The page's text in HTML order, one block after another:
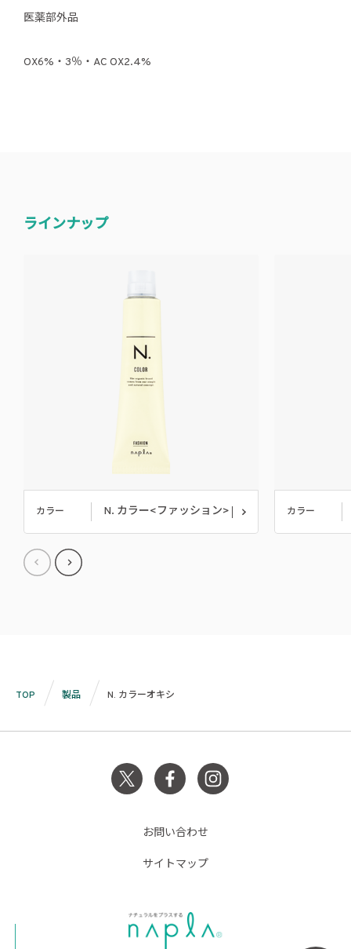
医薬部外品
OX6%・3％・AC OX2.4%
ラインナップ
カラー N. カラー<ファッション> カラー
TOP 製品 N. カラーオキシ
お問い合わせ
サイトマップ